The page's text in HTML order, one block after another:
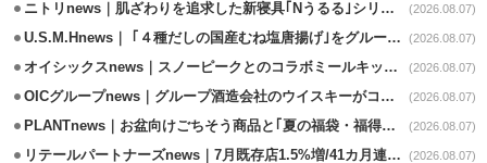
ニトリnews｜肌ざわりを追求した新寝具｢Nうるる｣シリーズを発売 (2026.08.07)
U.S.M.Hnews｜ ｢４種だしの国産むね塩唐揚げ｣をグループ610店で共同販促 (2026.08.07)
オイシックスnews｜スノーピークとのコラボミールキット8/13発売 (2026.08.07)
OICグループnews｜グループ酒造会社のウイスキーがコンペティション受賞 (2026.08.07)
PLANTnews｜お盆向けごちそう商品と｢夏の福袋・福得カート｣8/8から開催 (2026.08.07)
リテールパートナーズnews｜7月既存店1.5%増/41カ月連続増 (2026.08.07)